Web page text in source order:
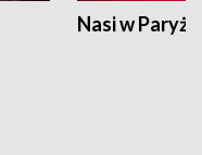
Nasi w Paryżu